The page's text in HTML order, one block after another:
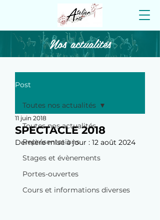
Nos actualités
Post
Toutes nos actualités
Représentations
Stages et évènements
Portes-ouvertes
Cours et informations diverses
Toutes nos actualités
SPECTACLE 2018
11 juin 2018
Dernière mise à jour : 12 août 2024